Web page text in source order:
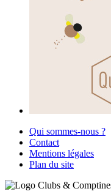
Qui sommes-nous ?
Contact
Mentions légales
Plan du site